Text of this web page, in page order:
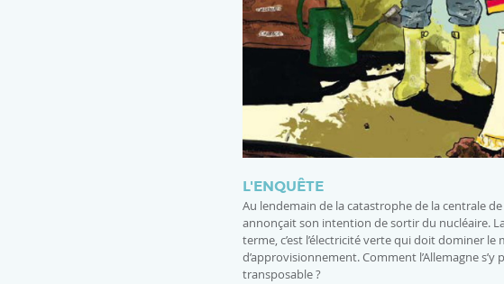
L'ENQUÊTE
Au lendemain de la catastrophe de la centrale de
annonçait son intention de sortir du nucléaire.
terme, c’est l’électricité verte qui doit dominer
d’approvisionnement. Comment l’Allemagne
transposable ?